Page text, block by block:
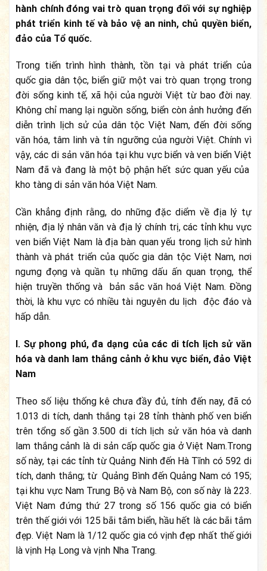
hành chính đóng vai trò quan trọng đối với sự nghiệp
phát triển kinh tế và bảo vệ an ninh, chủ quyền biển,
đảo của Tổ quốc.
Trong tiến trình hình thành, tồn tại và phát triển của
quốc gia dân tộc, biển giữ một vai trò quan trọng trong
đời sống kinh tế, xã hội của người Việt từ bao đời nay.
Không chỉ mang lại nguồn sống, biển còn ảnh hưởng đến
diễn trình lịch sử của dân tộc Việt Nam, đến đời sống
văn hóa, tâm linh và tín ngưỡng của người Việt. Chính vì
vậy, các di sản văn hóa tại khu vực biển và ven biển Việt
Nam đã và đang là một bộ phận hết sức quan yếu của
kho tàng di sản văn hóa Việt Nam.
Cần khẳng định rằng, do những đặc diểm về địa lý tự
nhiện, địa lý nhân văn và địa lý chính trị, các tỉnh khu vực
ven biển Việt Nam là địa bàn quan yếu trong lịch sử hình
thành và phát triển của quốc gia dân tộc Việt Nam, nơi
ngư­ng đọng và quần tụ những dấu ấn quan trọng, thể
hiện truyền thống và bản sắc văn hoá Việt Nam. Đồng
thời, là khu vực có nhiều tài nguyên du lịch độc đáo và
hấp dẫn.
I. Sự phong phú, đa dạng của các di tích lịch sử văn
hóa và danh lam thắng cảnh ở khu vực biển, đảo Việt
Nam
Theo số liệu thống kê chưa đầy đủ, tính đến nay, đã có
1.013 di tích, danh thắng tại 28 tỉnh thành phố ven biển
trên tổng số gần 3.500 di tích lịch sử văn hóa và danh
lam thắng cảnh là di sản cấp quốc gia ở Việt Nam.Trong
số này, tại các tỉnh từ Quảng Ninh đến Hà Tĩnh có 592 di
tích, danh thắng; từ Quảng Bình đến Quảng Nam có 195;
tại khu vực Nam Trung Bộ và Nam Bộ, con số này là 223.
Việt Nam đứng thứ 27 trong số 156 quốc gia có biển
trên thế giới với 125 bãi tắm biển, hầu hết là các bãi tắm
đẹp. Việt Nam là 1/12 quốc gia có vịnh đẹp nhất thế giới
là vịnh Hạ Long và vịnh Nha Trang.